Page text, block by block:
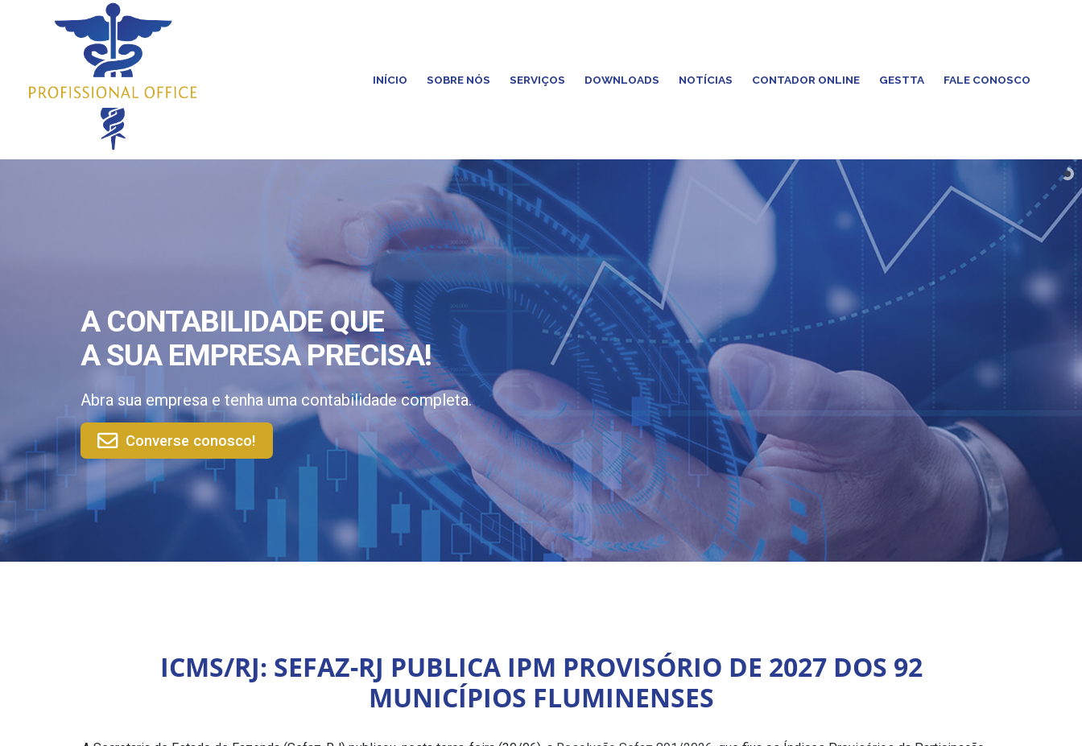
INÍCIO SOBRE NÓS SERVIÇOS DOWNLOADS NOTÍCIAS CONTADOR ONLINE GESTTA FALE CONOSCO
A CONTABILIDADE QUE
A SUA EMPRESA PRECISA!
Abra sua empresa e tenha uma contabilidade completa.
Converse conosco!
ICMS/RJ: SEFAZ-RJ PUBLICA IPM PROVISÓRIO DE 2027 DOS 92
MUNICÍPIOS FLUMINENSES